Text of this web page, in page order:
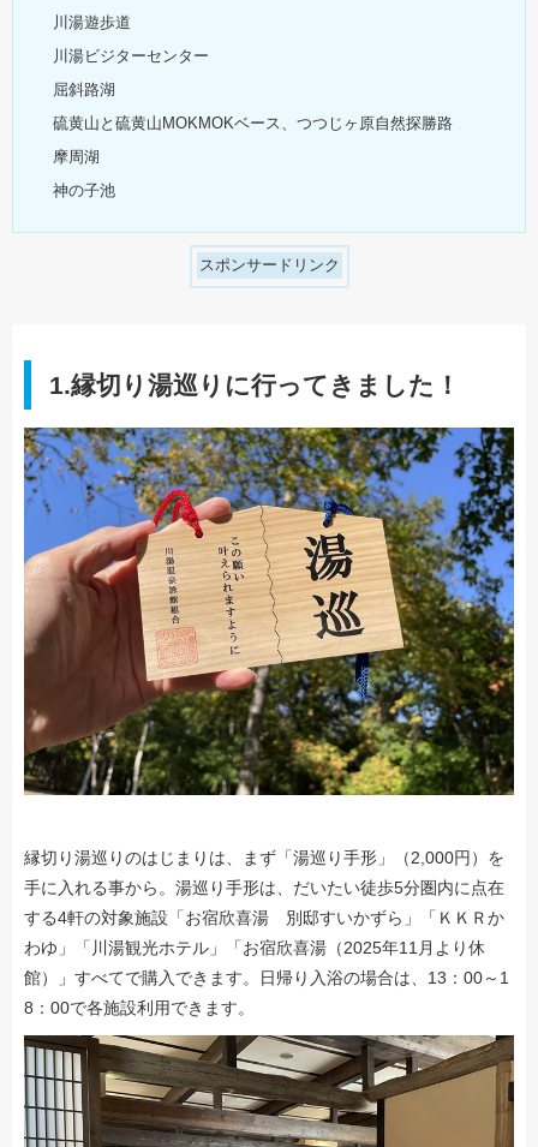
川湯遊歩道
川湯ビジターセンター
屈斜路湖
硫黄山と硫黄山MOKMOKベース、つつじヶ原自然探勝路
摩周湖
神の子池
スポンサードリンク
1.縁切り湯巡りに行ってきました！
縁切り湯巡りのはじまりは、まず「湯巡り手形」（2,000円）を
手に入れる事から。湯巡り手形は、だいたい徒歩5分圏内に点在
する4軒の対象施設「お宿欣喜湯 別邸すいかずら」「ＫＫＲか
わゆ」「川湯観光ホテル」「お宿欣喜湯（2025年11月より休
館）」すべてで購入できます。日帰り入浴の場合は、13：00～1
8：00で各施設利用できます。